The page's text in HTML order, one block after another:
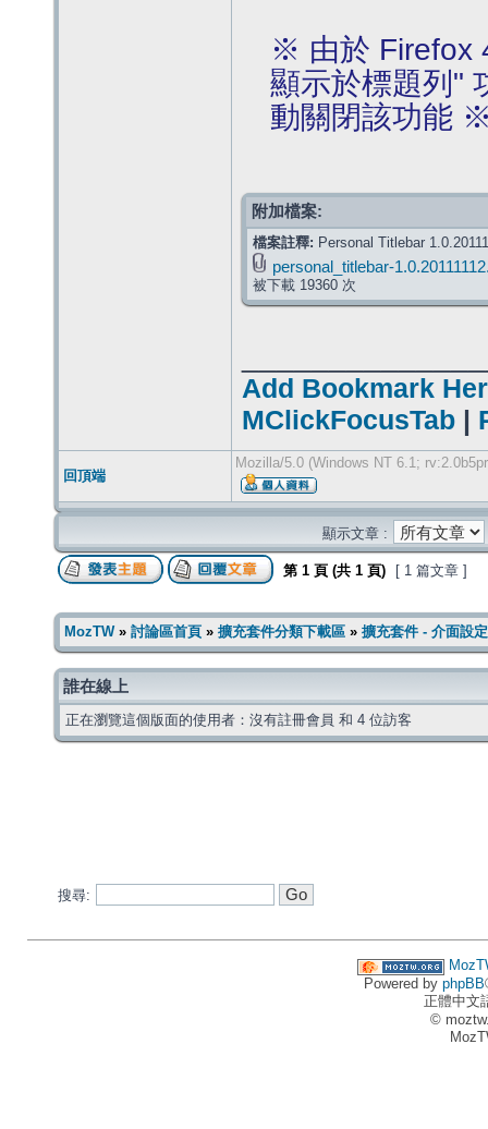
※ 由於 Firefox
顯示於標題列"
動關閉該功能
附加檔案:
檔案註釋: Personal Titlebar
personal_titlebar-
被下載 19360 次
Add Bookmark
MClickFocusTab |
回頂端
Mozilla/5.0 (Windows NT 6.1;
顯示文章 :
第 1 頁 (共 1 頁) [ 1 篇文章 ]
MozTW» 討論區首頁 » 擴充套件分類下載區 » 擴充套件 - 介面設定
誰在線上
正在瀏覽這個版面的使用者：沒有註冊會員 和 4 位訪客
搜尋:
Powered by phpBB
正體中文
©